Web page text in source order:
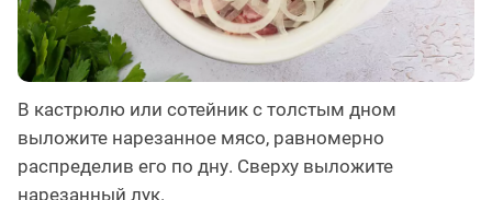
В кастрюлю или сотейник с толстым дном
выложите нарезанное мясо, равномерно
распределив его по дну. Сверху выложите
нарезанный лук.